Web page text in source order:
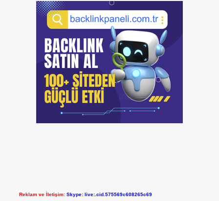
Reklam ve İletişim: Skype: live:.cid.575569c608265c69